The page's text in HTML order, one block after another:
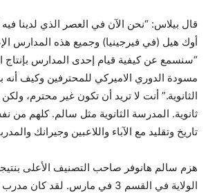
قال بيلاس: “نحن الآن في العصر الذي لدينا فيه
أوك هيل (في فيرجينيا) وجميع هذه المدارس
“سنسمع عن كيفية قيام إحدى المدارس بإنتاج
مسودة الدوري الاميركي للمحترفين وكيف أنه
الثانوية.” أنت لا تريد أن تكون غير محترم،
ثانوية. المدرسة الثانوية مثل سالم. كلهم من
تاريخ وتقليد مع الآباء واللاعبين وجيرانك